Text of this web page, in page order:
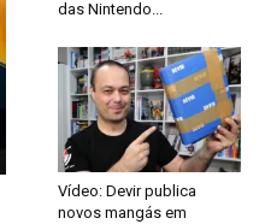
das Nintendo...
Vídeo: Devir publica
novos mangás em